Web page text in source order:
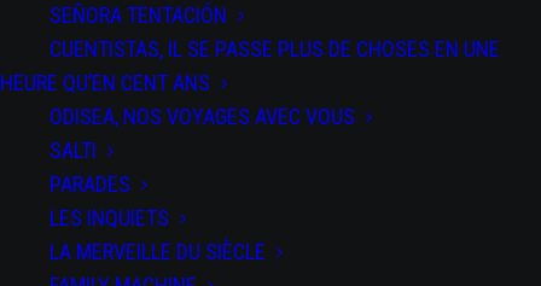
SEÑORA TENTACIÓN
CUENTISTAS, IL SE PASSE PLUS DE CHOSES EN UNE
HEURE QU’EN CENT ANS
ODISEA, NOS VOYAGES AVEC VOUS
SALTI
PARADES
LES INQUIETS
LA MERVEILLE DU SIÈCLE
SALTI